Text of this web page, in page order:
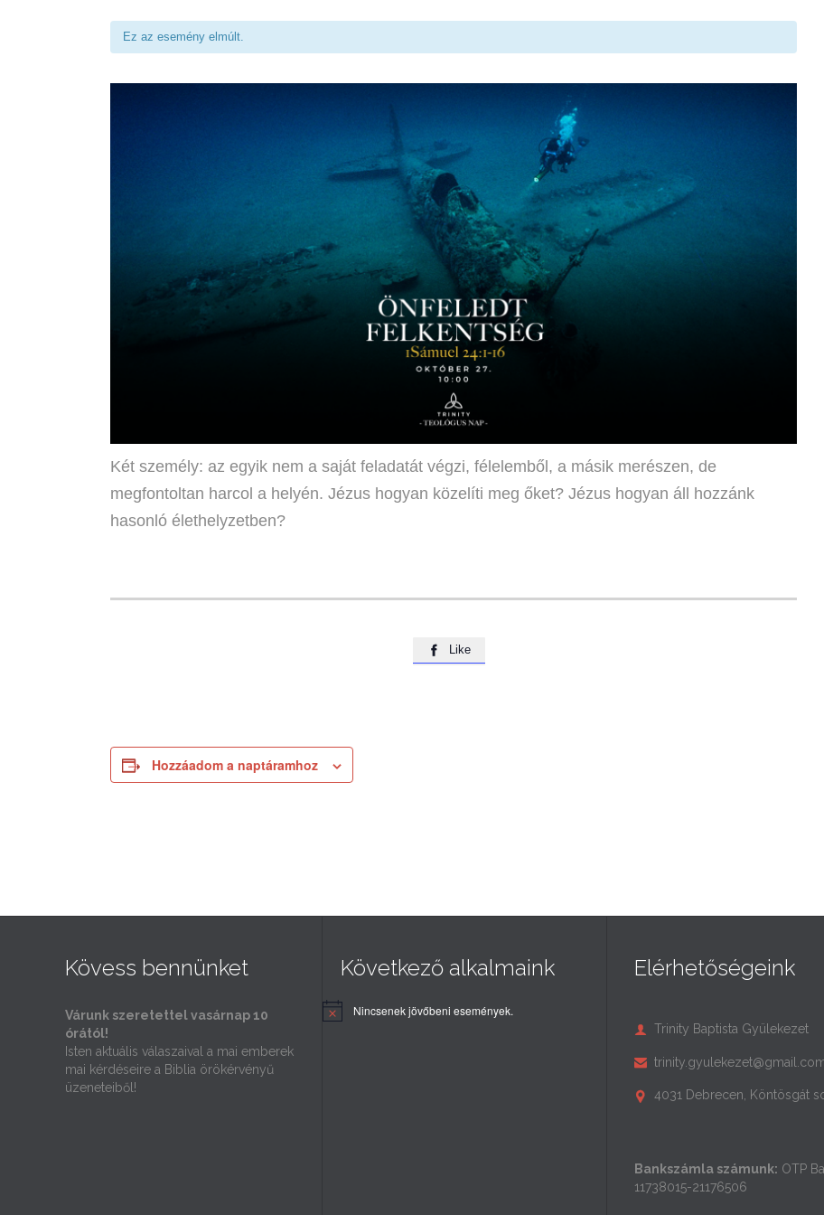
Ez az esemény elmúlt.
Két személy: az egyik nem a saját feladatát végzi, félelemből, a másik merészen, de
megfontoltan harcol a helyén. Jézus hogyan közelíti meg őket? Jézus hogyan áll hozzánk
hasonló élethelyzetben?
 Like
Hozzáadom a naptáramhoz
Kövess bennünket
Várunk szeretettel vasárnap 10
órától!
Isten aktuális válaszaival a mai emberek
mai kérdéseire a Biblia örökérvényű
üzeneteiből!
Következő alkalmaink
Nincsenek jövőbeni események.
Elérhetőségeink
 Trinity Baptista Gyülekezet

 4031 Debrecen, Köntösgát
Bankszámla számunk: OTP
11738015-21176506